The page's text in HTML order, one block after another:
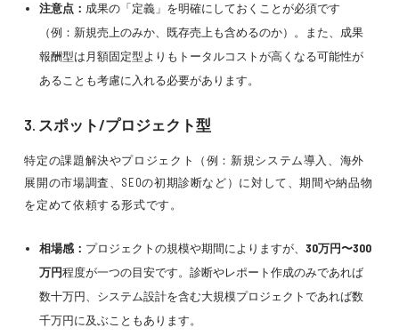
注意点： 成果の「定義」を明確にしておくことが必須です
（例：新規売上のみか、既存売上も含めるのか）。また、成果
報酬型は月額固定型よりもトータルコストが高くなる可能性が
あることも考慮に入れる必要があります。
3. スポット/プロジェクト型
特定の課題解決やプロジェクト（例：新規システム導入、海外
展開の市場調査、SEOの初期診断など）に対して、期間や納品物
を定めて依頼する形式です。
相場感： プロジェクトの規模や期間によりますが、 30万円〜300
万円程度が一つの目安です。診断やレポート作成のみであれば
数十万円、システム設計を含む大規模プロジェクトであれば数
千万円に及ぶこともあります。